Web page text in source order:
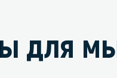
для